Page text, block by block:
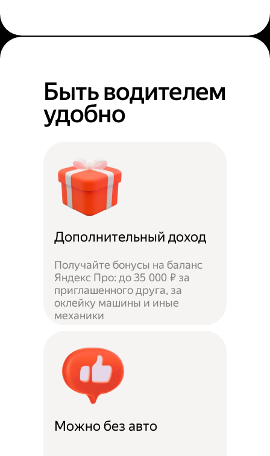
Быть водителем
удобно
Дополнительный доход
Получайте бонусы на баланс
Яндекс Про: до 35 000 ₽ за
приглашенного друга, за
оклейку машины и иные
механики
Можно без авто